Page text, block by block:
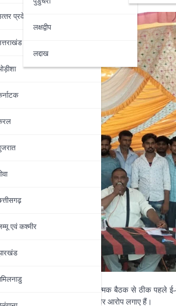
प्रदेश
एवं कश्‍मीर
लक्षद्वीप
लद्दाख
क्षेत्र में प्रस्तावित संगठनात्मक बैठक से ठीक पहले
लूटपाट और धमकी देने के गंभीर आरोप लगाए हैं।